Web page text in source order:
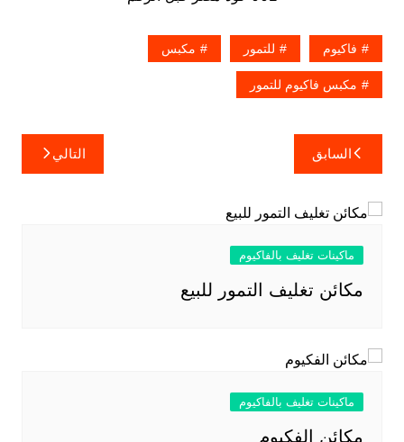
فاكيوم للتمور مكبس
مكبس فاكيوم للتمور
تصفّح
المقالات
السابق التالي
ماكينات تغليف بالفاكيوم
مكائن تغليف التمور للبيع
ماكينات تغليف بالفاكيوم
مكائن الفكيوم